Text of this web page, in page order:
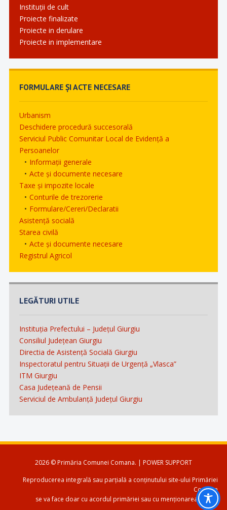
Instituții de cult
Proiecte finalizate
Proiecte in derulare
Proiecte in implementare
FORMULARE ȘI ACTE NECESARE
Urbanism
Deschidere procedură succesorală
Serviciul Public Comunitar Local de Evidență a
Persoanelor
Informații generale
Acte și documente necesare
Taxe și impozite locale
Conturile de trezorerie
Formulare/Cereri/Declaratii
Asistență socială
Starea civilă
Acte și documente necesare
Registrul Agricol
LEGĂTURI UTILE
Instituția Prefectului – Județul Giurgiu
Consiliul Județean Giurgiu
Directia de Asistență Socială Giurgiu
Inspectoratul pentru Situații de Urgență „Vlasca”
ITM Giurgiu
Casa Județeană de Pensii
Serviciul de Ambulanță Județul Giurgiu
2026 © Primăria Comunei Comana. | POWER SUPPORT
Reproducerea integrală sau parțială a conținutului site-ului Primăriei
Comana
se va face doar cu acordul primăriei sau cu menționarea sursei.